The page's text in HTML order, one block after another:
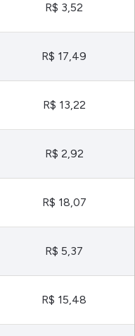
R$ 3,52
R$ 17,49
R$ 13,22
R$ 2,92
R$ 18,07
R$ 5,37
R$ 15,48